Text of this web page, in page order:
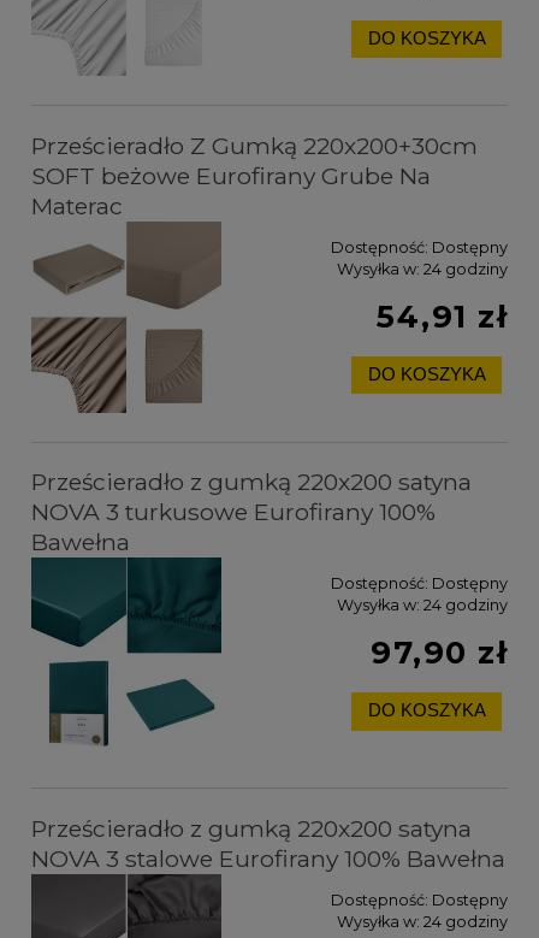
DO KOSZYKA
Prześcieradło Z Gumką 220x200+30cm
SOFT beżowe Eurofirany Grube Na
Materac
Dostępność: Dostępny
Wysyłka w: 24 godziny
54,91 zł
DO KOSZYKA
Prześcieradło z gumką 220x200 satyna
NOVA 3 turkusowe Eurofirany 100%
Bawełna
Dostępność: Dostępny
Wysyłka w: 24 godziny
97,90 zł
DO KOSZYKA
Prześcieradło z gumką 220x200 satyna
NOVA 3 stalowe Eurofirany 100% Bawełna
Dostępność: Dostępny
Wysyłka w: 24 godziny